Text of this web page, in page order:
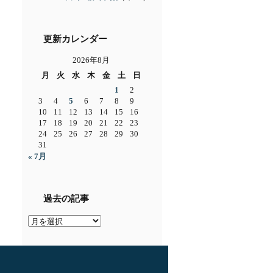
更新カレンダー
2026年8月
月
火 水 木 金 土
日
1
2
3
4 5 6 7 8
9
10
11 12 13 14 15
16
17
18 19 20 21 22
23
24
25 26 27 28 29
30
31
« 7月
過去の記事
過